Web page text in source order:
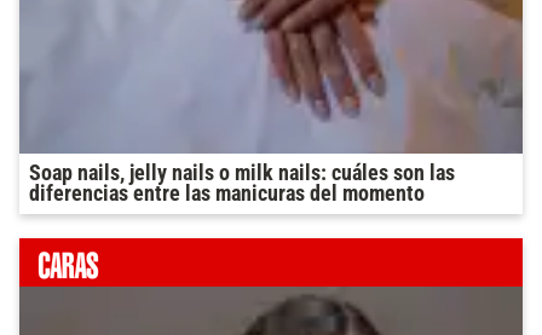
Soap nails, jelly nails o milk nails: cuáles son las
diferencias entre las manicuras del momento